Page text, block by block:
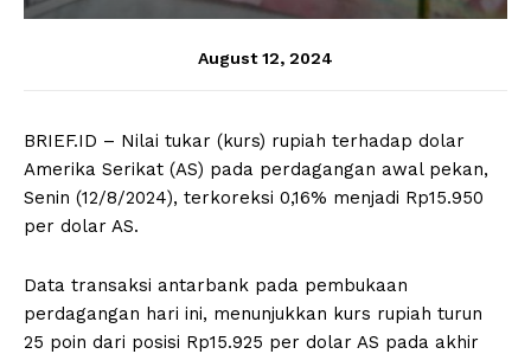
August 12, 2024
BRIEF.ID – Nilai tukar (kurs) rupiah terhadap dolar
Amerika Serikat (AS) pada perdagangan awal pekan,
Senin (12/8/2024), terkoreksi 0,16% menjadi Rp15.950
per dolar AS.
Data transaksi antarbank pada pembukaan
perdagangan hari ini, menunjukkan kurs rupiah turun
25 poin dari posisi Rp15.925 per dolar AS pada akhir